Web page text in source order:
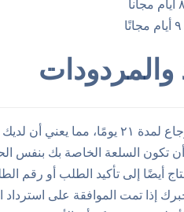
والمردودات
تكون السلعة الخاصة بك بنفس
أيضًا إلى تأكيد الطلب أو رقم
إذا تمت الموافقة على استرداد